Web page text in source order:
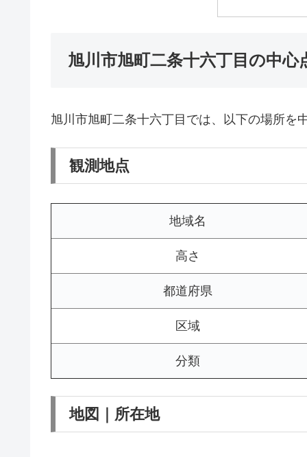
旭川市旭町二条十六丁目の中心
旭川市旭町二条十六丁目では、以下の場所を
観測地点
地域名
高さ
都道府県
区域
分類
地図｜所在地